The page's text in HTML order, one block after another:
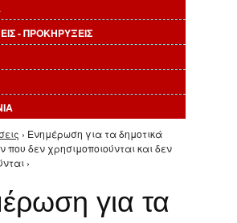
- ΠΡΟΚΗΡΥΞΕΙΣ
› Ενημέρωση για τα δημοτικά
που δεν χρησιμοποιούνται και δεν
›
για τα